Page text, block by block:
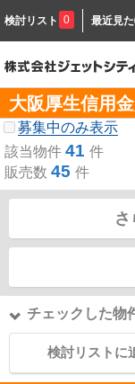
検討リスト 0 最近見
大阪厚生信用
募集中のみ表示
該当物件 41 件
販売数 45 件
チェックした物
検討リストに